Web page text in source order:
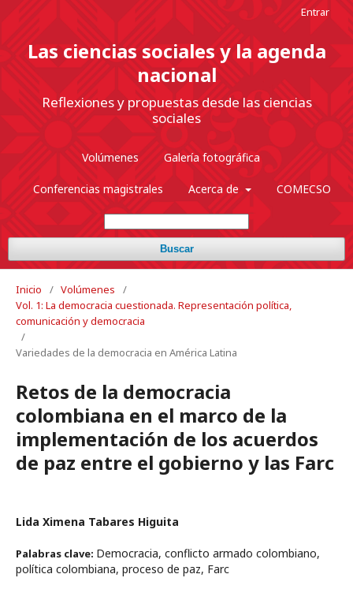
Las ciencias sociales y la agenda
nacional
Reflexiones y propuestas desde las ciencias
sociales
Volúmenes Galería fotográfica
Conferencias magistrales Acerca de COMECSO
Buscar
Entrar
Inicio / Volúmenes
/
Vol. 1: La democracia cuestionada. Representación política,
comunicación y democracia
/
Variedades de la democracia en América Latina
Retos de la democracia
colombiana en el marco de la
implementación de los acuerdos
de paz entre el gobierno y las Farc
Lida Ximena Tabares Higuita
Palabras clave: Democracia, conflicto armado colombiano,
política colombiana, proceso de paz, Farc